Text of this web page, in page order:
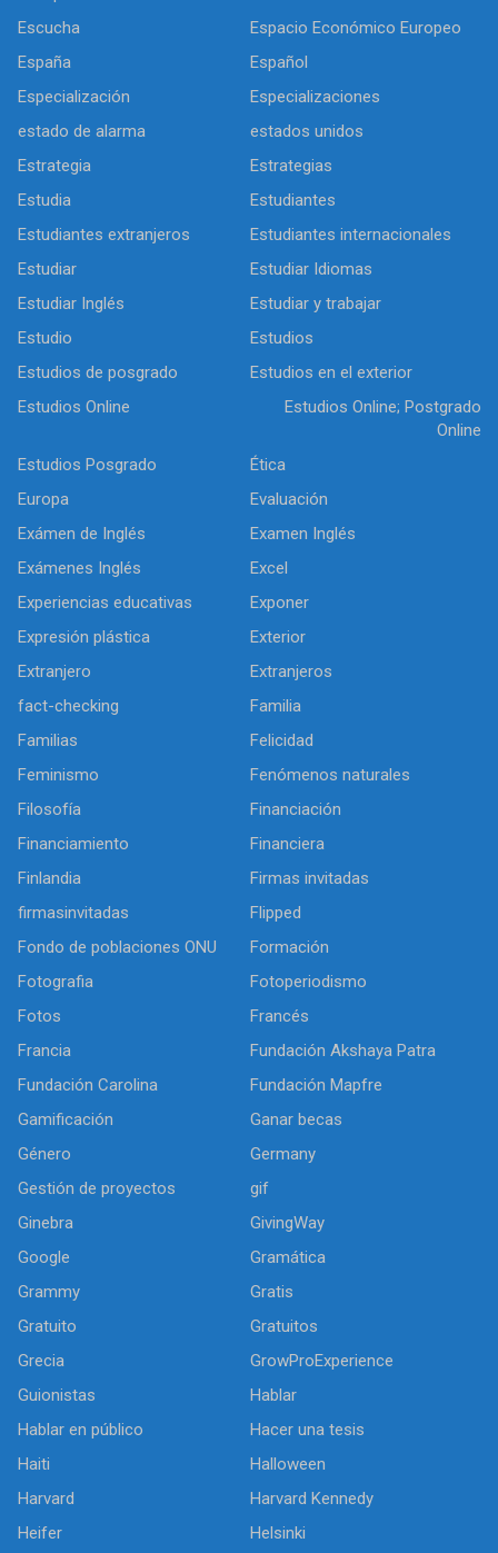
Escucha
Espacio Económico Europeo
España
Español
Especialización
Especializaciones
estado de alarma
estados unidos
Estrategia
Estrategias
Estudia
Estudiantes
Estudiantes extranjeros
Estudiantes internacionales
Estudiar
Estudiar Idiomas
Estudiar Inglés
Estudiar y trabajar
Estudio
Estudios
Estudios de posgrado
Estudios en el exterior
Estudios Online
Estudios Online; Postgrado
Online
Estudios Posgrado
Ética
Europa
Evaluación
Exámen de Inglés
Examen Inglés
Exámenes Inglés
Excel
Experiencias educativas
Exponer
Expresión plástica
Exterior
Extranjero
Extranjeros
fact-checking
Familia
Familias
Felicidad
Feminismo
Fenómenos naturales
Filosofía
Financiación
Financiamiento
Financiera
Finlandia
Firmas invitadas
firmasinvitadas
Flipped
Fondo de poblaciones ONU
Formación
Fotografia
Fotoperiodismo
Fotos
Francés
Francia
Fundación Akshaya Patra
Fundación Carolina
Fundación Mapfre
Gamificación
Ganar becas
Género
Germany
Gestión de proyectos
gif
Ginebra
GivingWay
Google
Gramática
Grammy
Gratis
Gratuito
Gratuitos
Grecia
GrowProExperience
Guionistas
Hablar
Hablar en público
Hacer una tesis
Haiti
Halloween
Harvard
Harvard Kennedy
Heifer
Helsinki